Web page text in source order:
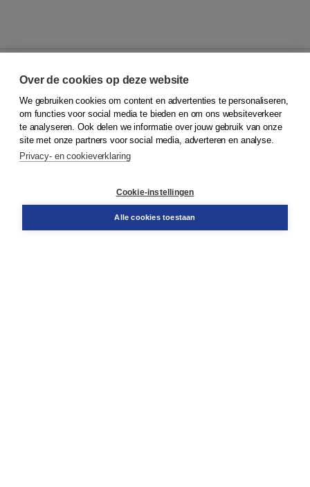
© 2026Koninklijke Boom uitgevers
Klantenservice
Service & informatie
Contact
Over de cookies op deze website
We gebruiken cookies om content en advertenties te personaliseren,
om functies voor social media te bieden en om ons websiteverkeer
te analyseren. Ook delen we informatie over jouw gebruik van onze
site met onze partners voor social media, adverteren en analyse.
Privacy- en cookieverklaring
Cookie-instellingen
Alle cookies toestaan